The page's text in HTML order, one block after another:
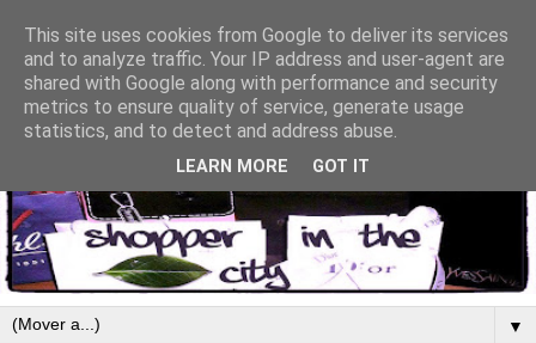
▼
This site uses cookies from Google to deliver its services
and to analyze traffic. Your IP address and user-agent are
shared with Google along with performance and security
metrics to ensure quality of service, generate usage
statistics, and to detect and address abuse.
LEARN MORE GOT IT